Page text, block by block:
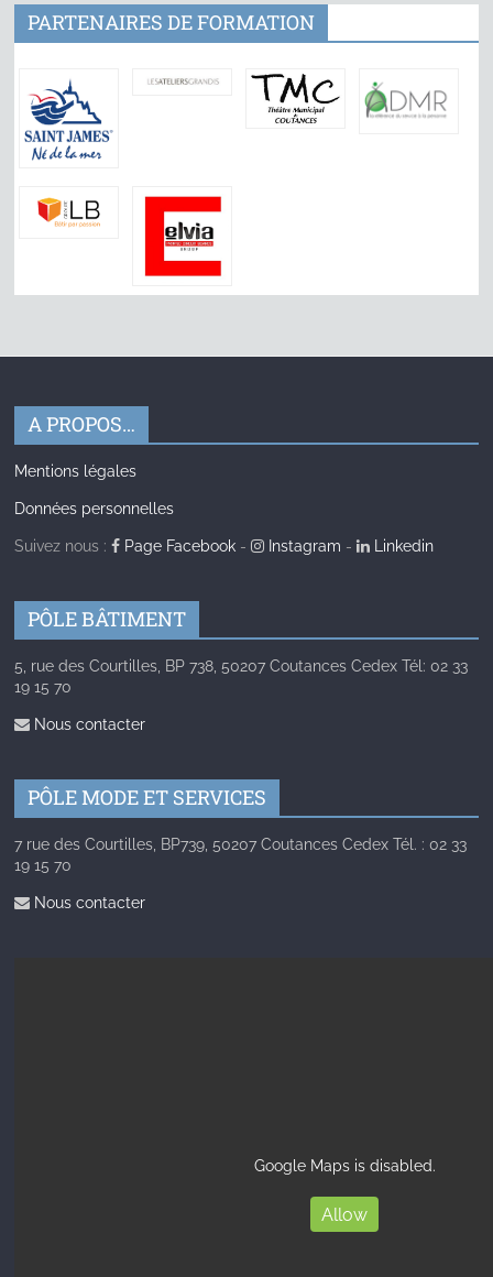
PARTENAIRES DE FORMATION
A PROPOS…
Mentions légales
Données personnelles
Suivez nous : Page Facebook - Instagram - Linkedin
PÔLE BÂTIMENT
5, rue des Courtilles, BP 738, 50207 Coutances Cedex Tél: 02 33
19 15 70
Nous contacter
PÔLE MODE ET SERVICES
7 rue des Courtilles, BP739, 50207 Coutances Cedex Tél. : 02 33
19 15 70
Nous contacter
Google Maps is disabled.
Allow